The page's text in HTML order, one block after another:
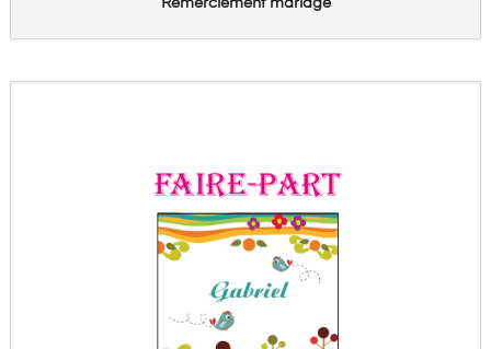
Remerciement mariage